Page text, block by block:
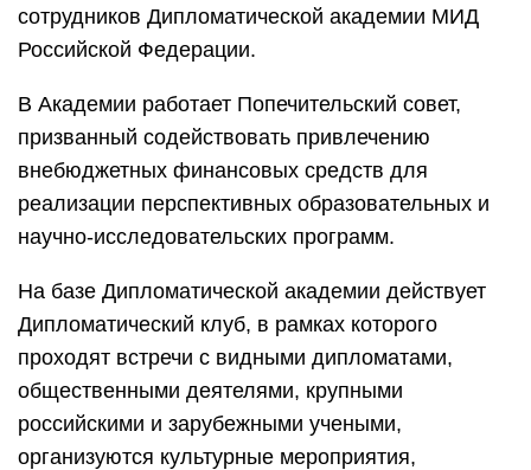
сотрудников Дипломатической академии МИД
Российской Федерации.
В Академии работает Попечительский совет,
призванный содействовать привлечению
внебюджетных финансовых средств для
реализации перспективных образовательных и
научно-исследовательских программ.
На базе Дипломатической академии действует
Дипломатический клуб, в рамках которого
проходят встречи с видными дипломатами,
общественными деятелями, крупными
российскими и зарубежными учеными,
организуются культурные мероприятия,